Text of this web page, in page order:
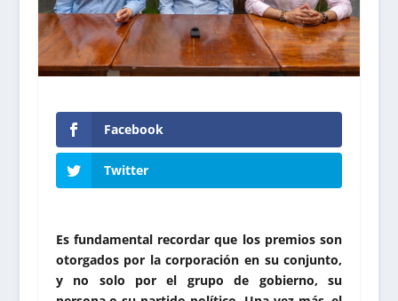
Facebook
Twitter
Es fundamental recordar que los premios son
otorgados por la corporación en su conjunto,
y no solo por el grupo de gobierno, su